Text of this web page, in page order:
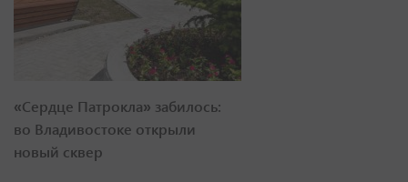
«Сердце Патрокла» забилось:
во Владивостоке открыли
новый сквер